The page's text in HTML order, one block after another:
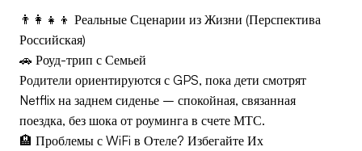
👨‍👩‍👧‍👦 Реальные Сценарии из Жизни (Перспектива
Российская)
🚗 Роуд-трип с Семьей
Родители ориентируются с GPS, пока дети смотрят
Netflix на заднем сиденье – спокойная, связанная
поездка, без шока от роуминга в счете МТС.
🏨 Проблемы с WiFi в Отеле? Избегайте Их